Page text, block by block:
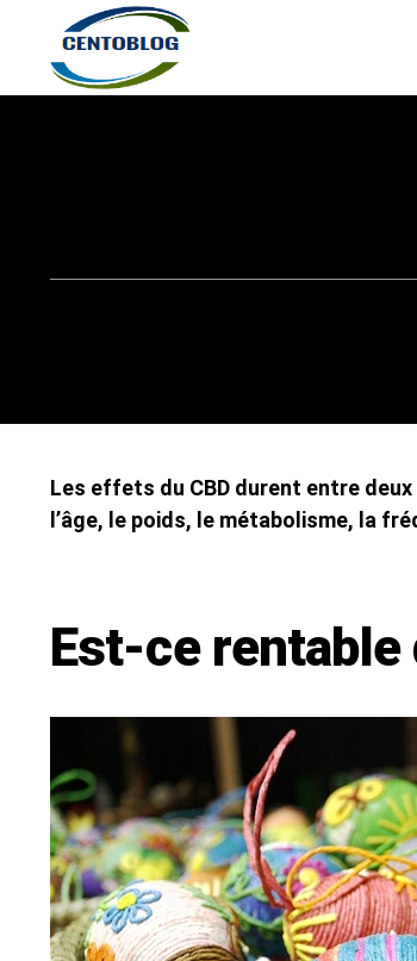
Les effets du CBD durent entre
l’âge, le poids, le métabolisme, la
Est-ce rentable